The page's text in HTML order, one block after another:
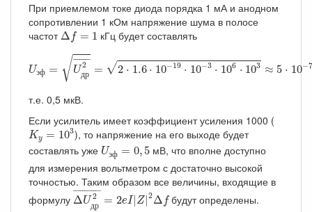
При приемлемом токе диода порядка 1 мА и анодном
сопротивлении 1 кОм напряжение шума в полосе
частот Δ f = 1
Δf=1 кГц будет составлять
Uэф = √¯¯¯¯¯¯¯¯
U2
др = √2 ⋅ 1.6 ⋅ 10−19 ⋅ 10−3 ⋅ 106 ⋅ 103 ≈ 5 ⋅ 10−7
=Uдр
т.е. 0,5 мкВ.
Если усилитель имеет коэффициент усиления 1000 (
Ky = 103
Ky=103 ), то напряжение на его выходе будет
составлять уже Uэф = 0, 5
Uэф= 0, 5 мВ, что вполне доступно
для измерения вольтметром с достаточно высокой
точностью. Таким образом все величины, входящие в
формулу
¯¯¯¯¯¯¯¯¯¯¯¯
ΔU 2
др = 2eI| Z| 2Δ f
ΔUдр2 ¯=2eI|Z|2Δf
будут определены.